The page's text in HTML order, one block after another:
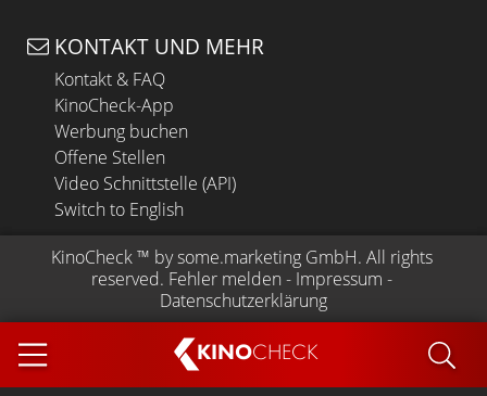
KINOCHECK
KONTAKT UND MEHR
Kontakt & FAQ
KinoCheck-App
Werbung buchen
Offene Stellen
Video Schnittstelle (API)
Switch to English
KinoCheck ™ by some.marketing GmbH. All rights
reserved. Fehler melden - Impressum -
Datenschutzerklärung